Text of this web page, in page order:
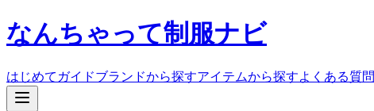
なんちゃって制服ナビ
はじめてガイドブランドから探すアイテムから探すよくある質問